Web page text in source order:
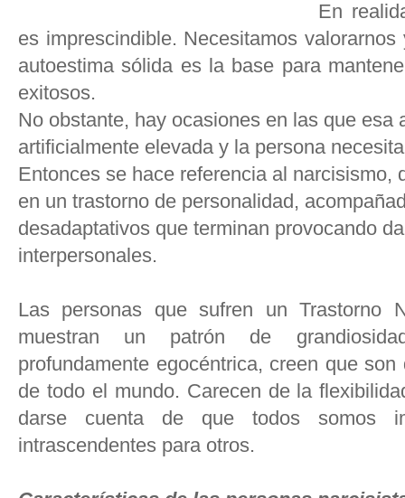
En
es imprescindible. Necesitamos
autoestima sólida es la base para
exitosos.
No obstante, hay ocasiones en las que esa
artificialmente elevada y la persona
Entonces se hace referencia al narcisismo,
en un trastorno de personalidad,
desadaptativos que terminan provocando
interpersonales.
Las personas que sufren un Trastorno
muestran un patrón de
profundamente egocéntrica, creen que
de todo el mundo. Carecen de la
darse cuenta de que todos somos
intrascendentes para otros.